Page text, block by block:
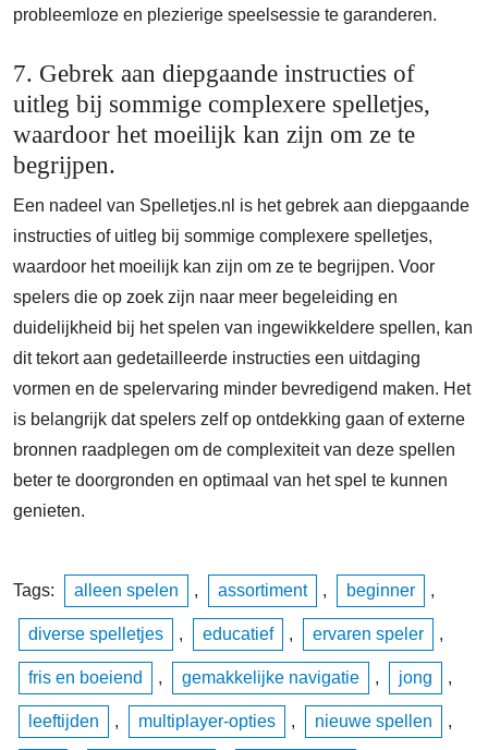
probleemloze en plezierige speelsessie te garanderen.
7. Gebrek aan diepgaande instructies of
uitleg bij sommige complexere spelletjes,
waardoor het moeilijk kan zijn om ze te
begrijpen.
Een nadeel van Spelletjes.nl is het gebrek aan diepgaande
instructies of uitleg bij sommige complexere spelletjes,
waardoor het moeilijk kan zijn om ze te begrijpen. Voor
spelers die op zoek zijn naar meer begeleiding en
duidelijkheid bij het spelen van ingewikkeldere spellen, kan
dit tekort aan gedetailleerde instructies een uitdaging
vormen en de spelervaring minder bevredigend maken. Het
is belangrijk dat spelers zelf op ontdekking gaan of externe
bronnen raadplegen om de complexiteit van deze spellen
beter te doorgronden en optimaal van het spel te kunnen
genieten.
Tags: alleen spelen , assortiment , beginner ,
diverse spelletjes , educatief , ervaren speler ,
fris en boeiend , gemakkelijke navigatie , jong ,
leeftijden , multiplayer-opties , nieuwe spellen ,